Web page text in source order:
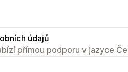
údajů
přímou podporu v jazyce